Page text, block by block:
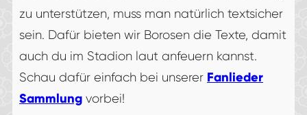
zu unterstützen, muss man natürlich textsicher
sein. Dafür bieten wir Borosen die Texte, damit
auch du im Stadion laut anfeuern kannst.
Schau dafür einfach bei unserer Fanlieder
Sammlung vorbei!